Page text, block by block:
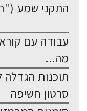
התקני שמע
עבודה עם
מה...
תוכנות
סרטון חשיפה